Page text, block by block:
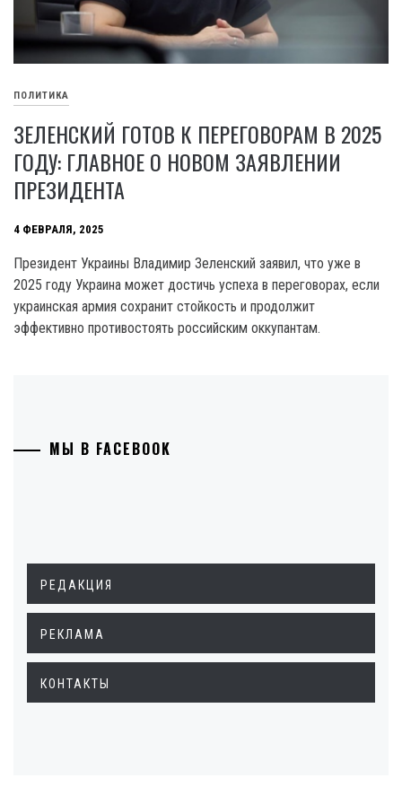
ПОЛИТИКА
ЗЕЛЕНСКИЙ ГОТОВ К ПЕРЕГОВОРАМ В 2025
ГОДУ: ГЛАВНОЕ О НОВОМ ЗАЯВЛЕНИИ
ПРЕЗИДЕНТА
4 ФЕВРАЛЯ, 2025
Президент Украины Владимир Зеленский заявил, что уже в
2025 году Украина может достичь успеха в переговорах, если
украинская армия сохранит стойкость и продолжит
эффективно противостоять российским оккупантам.
МЫ В FACEBOOK
РЕДАКЦИЯ
РЕКЛАМА
КОНТАКТЫ